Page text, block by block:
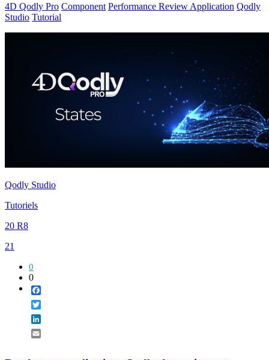
4D Qodly Pro Component Performance Review Application Qodly
Studio Tutorial
Qodly Studio
Tutoriels
20 R8
21
0
0